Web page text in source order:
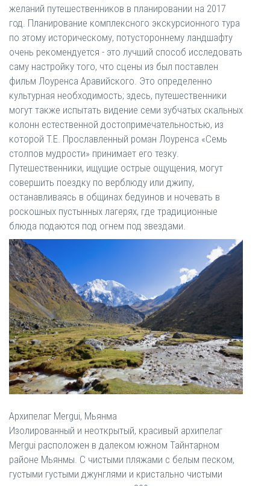
желаний путешественников в планировании на 2017
год. Планирование комплексного экскурсионного тура
по этому историческому, потустороннему ландшафту
очень рекомендуется - это лучший способ исследовать
саму настройку того, что сцены из был поставлен
фильм Лоуренса Аравийского. Это определенно
культурная необходимость; здесь, путешественники
могут также испытать видение семи зубчатых скальных
колонн естественной достопримечательностью, из
которой T.E. Прославленный роман Лоуренса «Семь
столпов мудрости» принимает его тезку.
Путешественники, ищущие острые ощущения, могут
совершить поездку по верблюду или джипу,
останавливаясь в общинах бедуинов и ночевать в
роскошных пустынных лагерях, где традиционные
блюда подаются под огнем под звездами.
Архипелаг Mergui, Мьянма
Изолированный и неоткрытый, красивый архипелаг
Mergui расположен в далеком южном Тайнтарном
районе Мьянмы. С чистыми пляжами с белым песком,
густыми густыми джунглями и кристально чистыми